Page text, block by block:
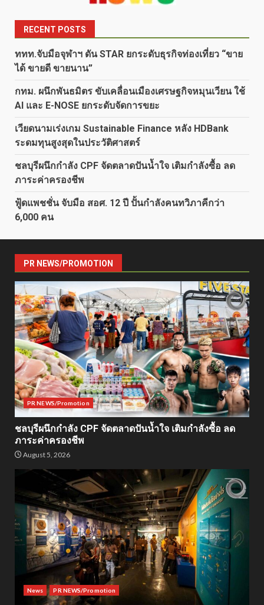
RECENT POSTS
ททท.จับมือจุฬาฯ ดัน STAR ยกระดับธุรกิจท่องเที่ยว “ขาย
ได้ ขายดี ขายนาน”
กทม. ผนึกพันธมิตร ขับเคลื่อนเมืองเศรษฐกิจหมุนเวียน ใช้
AI และ E-NOSE ยกระดับจัดการขยะ
เวียดนามเร่งเกม Sustainable Finance หลัง HDBank
ระดมทุนสูงสุดในประวัติศาสตร์
ชลบุรีผนึกกำลัง CPF จัดตลาดปันน้ำใจ เติมกำลังซื้อ ลด
ภาระค่าครองชีพ
ฟู้ดแพชชั่น จับมือ สอศ. 12 ปี ปั้นกำลังคนทวิภาคีกว่า
6,000 คน
PR NEWS/PROMOTION
PR NEWS/Promotion
ชลบุรีผนึกกำลัง CPF จัดตลาดปันน้ำใจ เติมกำลังซื้อ ลด
ภาระค่าครองชีพ
August 5, 2026
News PR NEWS/Promotion